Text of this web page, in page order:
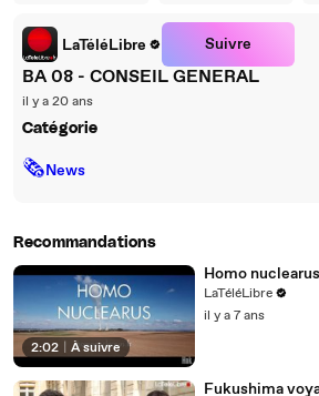
LaTéléLibre Suivre
BA 08 - CONSEIL GENERAL
il y a 20 ans
Catégorie
🗞News
Recommandations
2:02 À suivre
Homo
LaTéléLibre
il y a 7 ans
Fukushima